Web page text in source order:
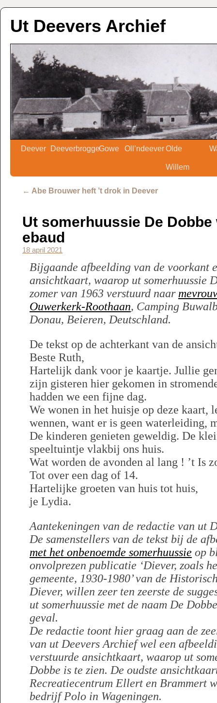
Ut Deevers Archief
Deever DeeverbroggeGowe Oll’ndeeverOlde
Willem
← Abe Brouwer heft ’t drok in Deever
Ut somerhuussie De
ebaud
18 april 2021
Bijgaande afbeelding van de voorkant
ansichtkaart, waarop ut somerhuussie
zomer van 1963 verstuurd naar
Ouwerkerk-Roothaan, Camping
Donau, Beieren, Deutschland.
De tekst op de achterkant van de
Beste Ruth,
Hartelijk dank voor je kaartje. Jullie
zijn gisteren hier gekomen in
hadden we een fijne dag.
We wonen in het huisje op deze kaart,
wennen, want er is geen waterleiding,
De kinderen genieten geweldig. De
speeltuintje vlakbij ons huis.
Wat worden de avonden al lang ! ’t Is
Tot over een dag of 14.
Hartelijke groeten van huis tot huis,
je Lydia.
Aantekeningen van de redactie van ut
De samenstellers van de tekst bij de
met het onbenoemde somerhuussie op
onvolprezen publicatie ‘Diever, zoals
gemeente, 1930-1980’ van de
Diever, willen zeer ten zeerste de
ut somerhuussie met de naam De
geval.
De redactie toont hier graag aan de
van ut Deevers Archief wel een
verstuurde ansichtkaart, waarop ut
Dobbe is te zien. De oudste
Recreatiecentrum Ellert en Brammert
bedrijf Polo in Wageningen.